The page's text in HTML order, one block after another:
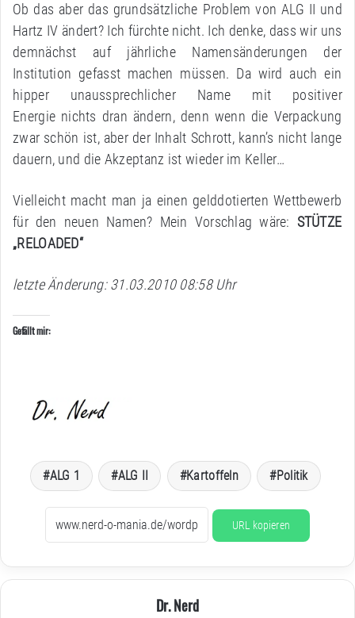
Ob das aber das grundsätzliche Problem von ALG II und
Hartz IV ändert? Ich fürchte nicht. Ich denke, dass wir uns
demnächst auf jährliche Namensänderungen der
Institution gefasst machen müssen. Da wird auch ein
hipper unaussprechlicher Name mit positiver
Energie nichts dran ändern, denn wenn die Verpackung
zwar schön ist, aber der Inhalt Schrott, kann’s nicht lange
dauern, und die Akzeptanz ist wieder im Keller…
Vielleicht macht man ja einen gelddotierten Wettbewerb
für den neuen Namen? Mein Vorschlag wäre: STÜTZE
„RELOADED“
letzte Änderung: 31.03.2010 08:58 Uhr
Gefällt mir:
ALG 1 ALG II Kartoffeln Politik
URL kopieren
Dr. Nerd